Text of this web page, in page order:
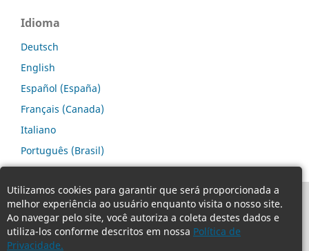
Utilizamos cookies para garantir que será proporcionada a
melhor experiência ao usuário enquanto visita o nosso site.
Ao navegar pelo site, você autoriza a coleta destes dados e
utiliza-los conforme descritos em nossa Política de
Privacidade.
Idioma
Deutsch
English
Español (España)
Français (Canada)
Italiano
Português (Brasil)